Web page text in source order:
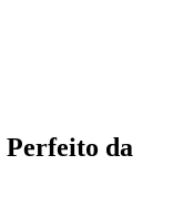
Perfeito da